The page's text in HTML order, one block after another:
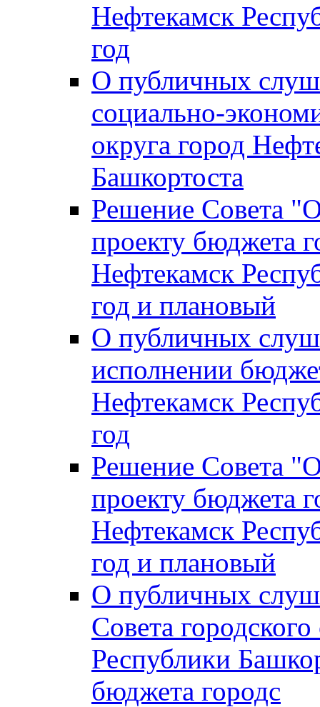
Нефтекамск
год
О публичных
социально-
округа город
Башкортоста
Решение Совета
проекту бюджета
Нефтекамск
год и плановый
О публичных
исполнении
Нефтекамск
год
Решение Совета
проекту бюджета
Нефтекамск
год и плановый
О публичных
Совета
Республики
бюджета городс